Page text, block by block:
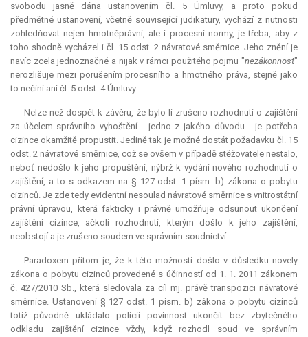
svobodu jasně dána ustanovením čl. 5 Úmluvy, a proto pokud
předmětné ustanovení, včetně související judikatury, vychází z nutnosti
zohledňovat nejen hmotněprávní, ale i procesní normy, je třeba, aby z
toho shodně vycházel i čl. 15 odst. 2 návratové směrnice. Jeho znění je
navíc zcela jednoznačné a nijak v rámci použitého pojmu "nezákonnost"
nerozlišuje mezi porušením procesního a hmotného práva, stejně jako
to nečiní ani čl. 5 odst. 4 Úmluvy.
Nelze než dospět k závěru, že bylo-li zrušeno rozhodnutí o zajištění
za účelem správního vyhoštění - jedno z jakého důvodu - je potřeba
cizince okamžitě propustit. Jedině tak je možné dostát požadavku čl. 15
odst. 2 návratové směrnice, což se ovšem v případě stěžovatele nestalo,
neboť nedošlo k jeho propuštění, nýbrž k vydání nového rozhodnutí o
zajištění, a to s odkazem na § 127 odst. 1 písm. b) zákona o pobytu
cizinců. Je zde tedy evidentní nesoulad návratové směrnice s vnitrostátní
právní úpravou, která fakticky i právně umožňuje odsunout ukončení
zajištění cizince, ačkoli rozhodnutí, kterým došlo k jeho zajištění,
neobstojí a je zrušeno soudem ve správním soudnictví.
Paradoxem přitom je, že k této možnosti došlo v důsledku novely
zákona o pobytu cizinců provedené s účinností od 1. 1. 2011 zákonem
č. 427/2010 Sb., která sledovala za cíl mj. právě transpozici návratové
směrnice. Ustanovení § 127 odst. 1 písm. b) zákona o pobytu cizinců
totiž původně ukládalo policii povinnost ukončit bez zbytečného
odkladu zajištění cizince vždy, když rozhodl soud ve správním